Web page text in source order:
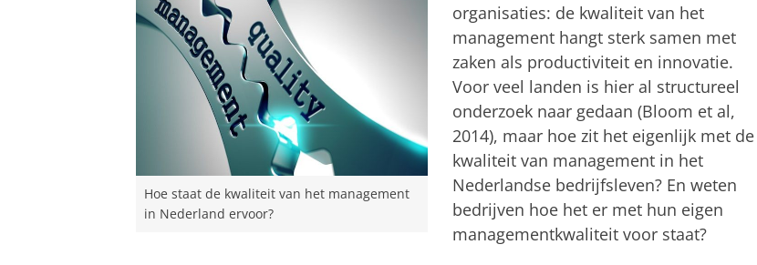
Hoe staat de kwaliteit van het management
in Nederland ervoor?
organisaties: de kwaliteit van het
management hangt sterk samen met
zaken als productiviteit en innovatie.
Voor veel landen is hier al structureel
onderzoek naar gedaan (Bloom et al,
2014), maar hoe zit het eigenlijk met de
kwaliteit van management in het
Nederlandse bedrijfsleven? En weten
bedrijven hoe het er met hun eigen
managementkwaliteit voor staat?